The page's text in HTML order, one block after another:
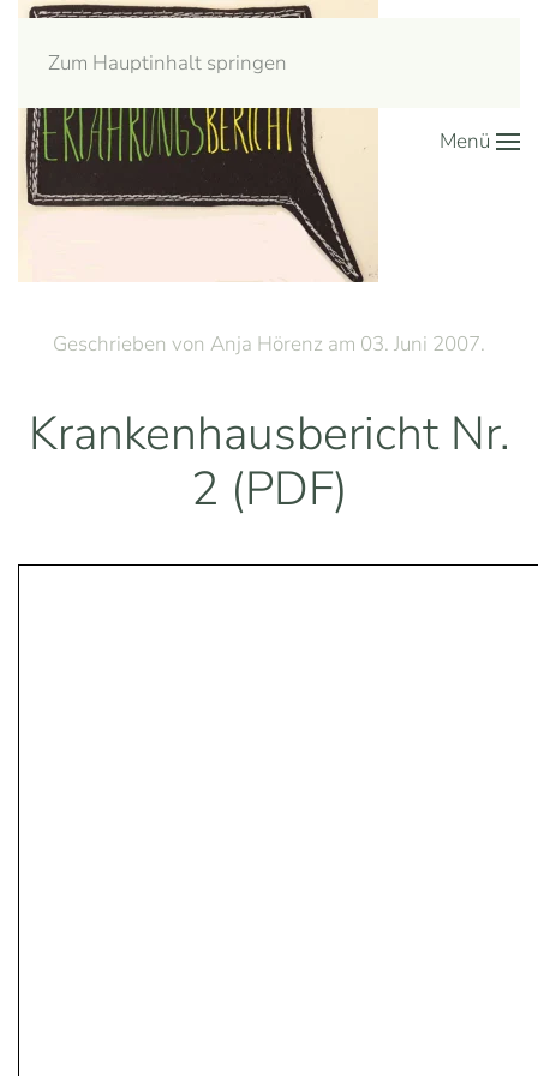
Zum Hauptinhalt springen
Menü
Geschrieben von Anja Hörenz am 03. Juni 2007.
Krankenhausbericht Nr.
2 (PDF)